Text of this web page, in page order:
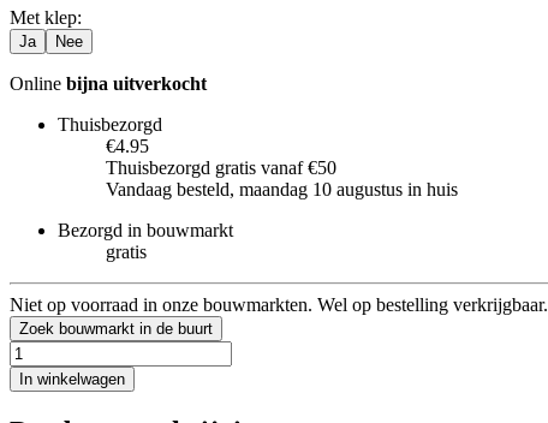
Met klep:
Ja Nee
Online bijna uitverkocht
Thuisbezorgd
€4.95
Thuisbezorgd gratis vanaf €50
Vandaag besteld, maandag 10 augustus in huis
Bezorgd in bouwmarkt
gratis
Niet op voorraad in onze bouwmarkten. Wel op bestelling verkrijgbaar.
Zoek bouwmarkt in de buurt
In winkelwagen